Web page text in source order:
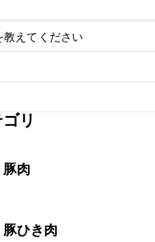
教えてください
。なるべくお早めにお召し
リ
豚肉
豚ひき肉